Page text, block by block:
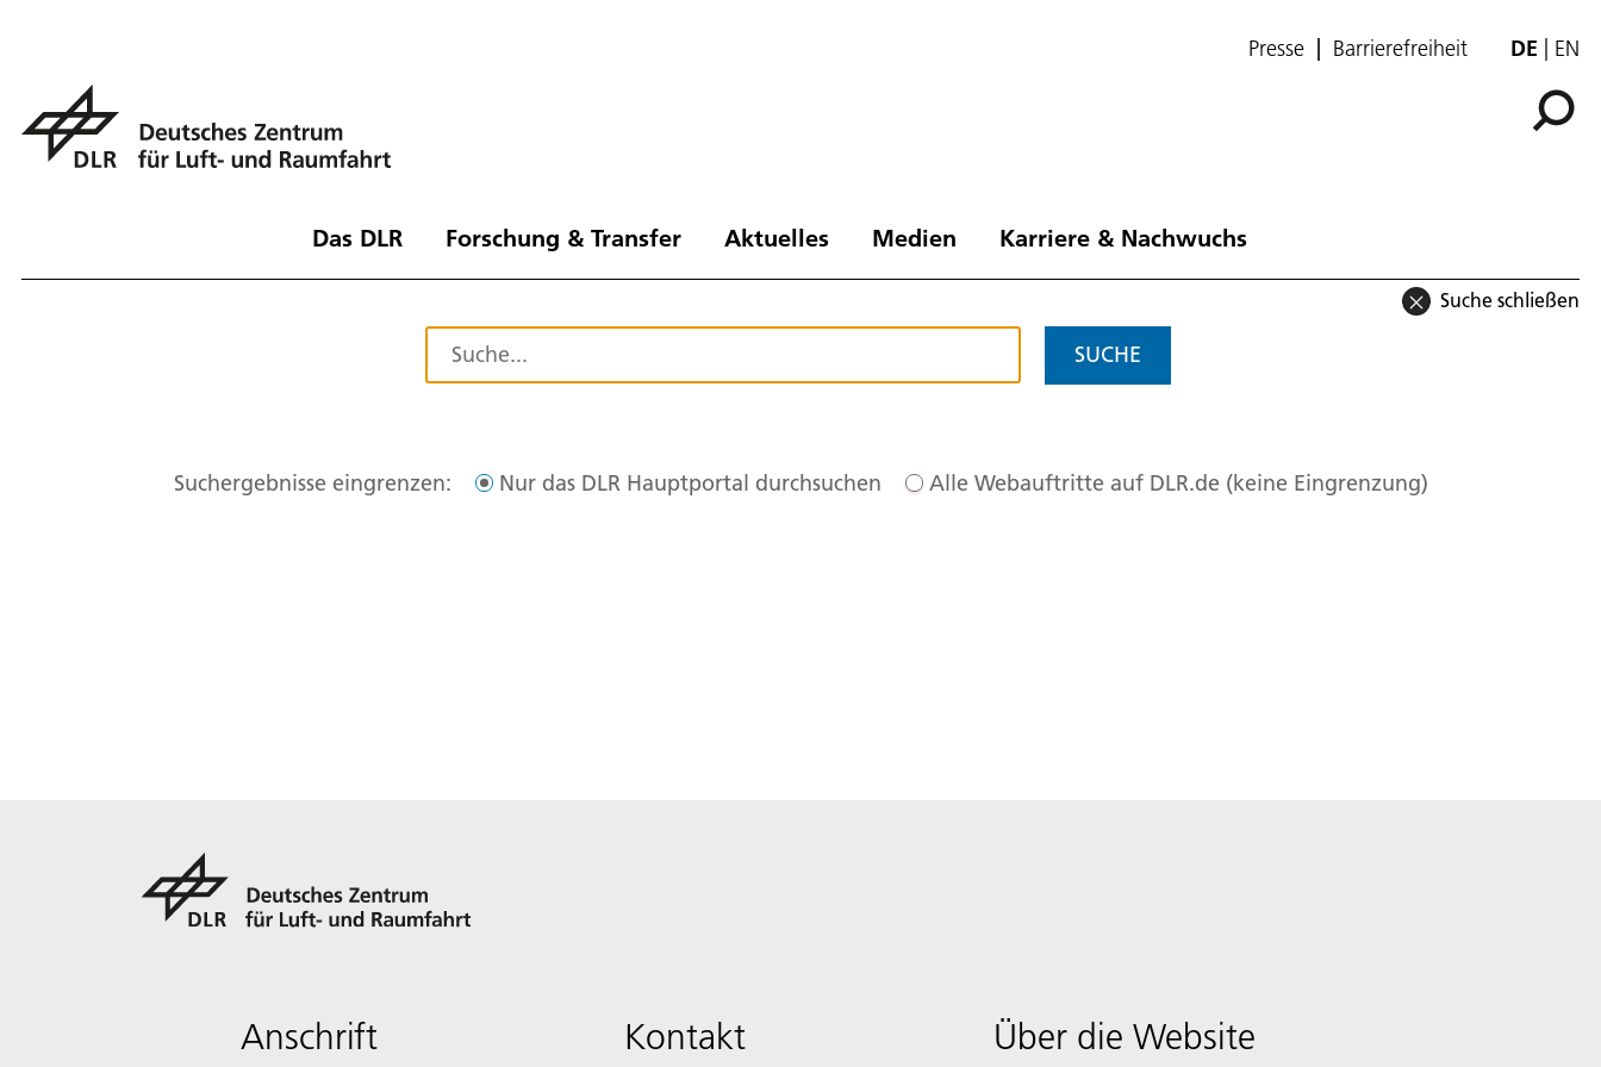
Presse Barrierefreiheit DE EN
Das DLR Forschung & Transfer Aktuelles Medien Karriere & Nachwuchs
Suche schließen
SUCHE
Suchergebnisse eingrenzen: Nur das DLR Hauptportal durchsuchen Alle Webauftritte auf DLR.de (keine Eingrenzung)
Anschrift Kontakt Über die Website